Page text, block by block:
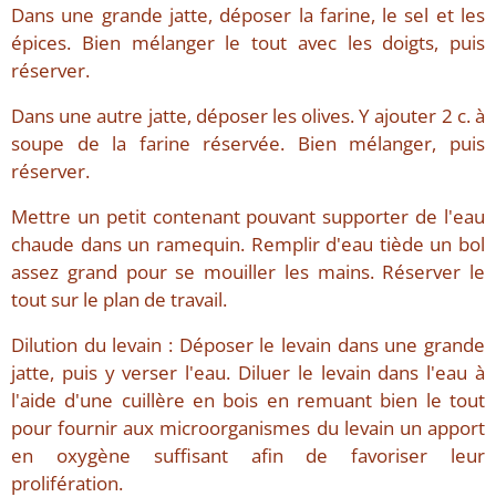
Dans une grande jatte, déposer la farine, le sel et les
épices. Bien mélanger le tout avec les doigts, puis
réserver.
Dans une autre jatte, déposer les olives. Y ajouter 2 c. à
soupe de la farine réservée. Bien mélanger, puis
réserver.
Mettre un petit contenant pouvant supporter de l'eau
chaude dans un ramequin. Remplir d'eau tiède un bol
assez grand pour se mouiller les mains. Réserver le
tout sur le plan de travail.
Dilution du levain : Déposer le levain dans une grande
jatte, puis y verser l'eau. Diluer le levain dans l'eau à
l'aide d'une cuillère en bois en remuant bien le tout
pour fournir aux microorganismes du levain un apport
en oxygène suffisant afin de favoriser leur
prolifération.